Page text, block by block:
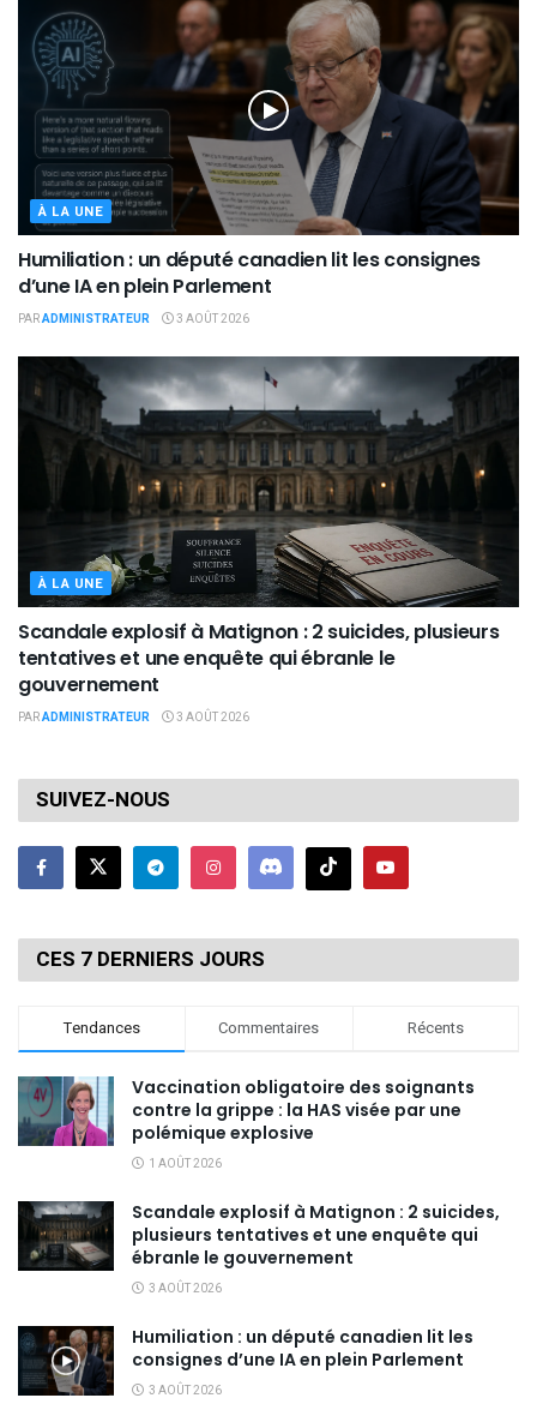
À LA UNE
Humiliation : un député canadien lit les consignes
d’une IA en plein Parlement
PARADMINISTRATEUR 3 AOÛT 2026
À LA UNE
Scandale explosif à Matignon : 2 suicides, plusieurs
tentatives et une enquête qui ébranle le
gouvernement
PARADMINISTRATEUR 3 AOÛT 2026
SUIVEZ-NOUS
CES 7 DERNIERS JOURS
Tendances Commentaires Récents
Vaccination obligatoire des soignants
contre la grippe : la HAS visée par une
polémique explosive
1 AOÛT 2026
Scandale explosif à Matignon : 2 suicides,
plusieurs tentatives et une enquête qui
ébranle le gouvernement
3 AOÛT 2026
Humiliation : un député canadien lit les
consignes d’une IA en plein Parlement
3 AOÛT 2026